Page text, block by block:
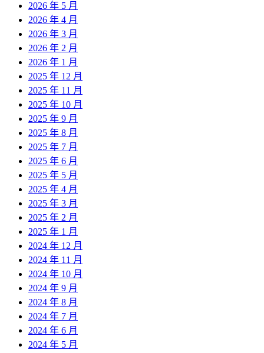
2026 年 5 月
2026 年 4 月
2026 年 3 月
2026 年 2 月
2026 年 1 月
2025 年 12 月
2025 年 11 月
2025 年 10 月
2025 年 9 月
2025 年 8 月
2025 年 7 月
2025 年 6 月
2025 年 5 月
2025 年 4 月
2025 年 3 月
2025 年 2 月
2025 年 1 月
2024 年 12 月
2024 年 11 月
2024 年 10 月
2024 年 9 月
2024 年 8 月
2024 年 7 月
2024 年 6 月
2024 年 5 月